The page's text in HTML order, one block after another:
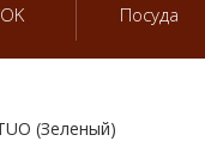
Посуда
(Зеленый)